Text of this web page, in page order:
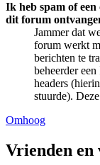
Ik heb spam of
dit forum
Jammer dat
forum werkt
berichten te
beheerder
headers
stuurde).
Omhoog
Vrienden en